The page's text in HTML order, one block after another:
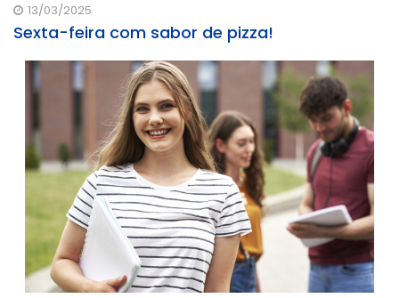
13/03/2025
Sexta-feira com sabor de pizza!